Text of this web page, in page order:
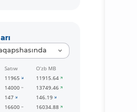
Satıw
O‘zb MB
11965
11915.64
14000
13749.46
147
146.19
16600
16034.88